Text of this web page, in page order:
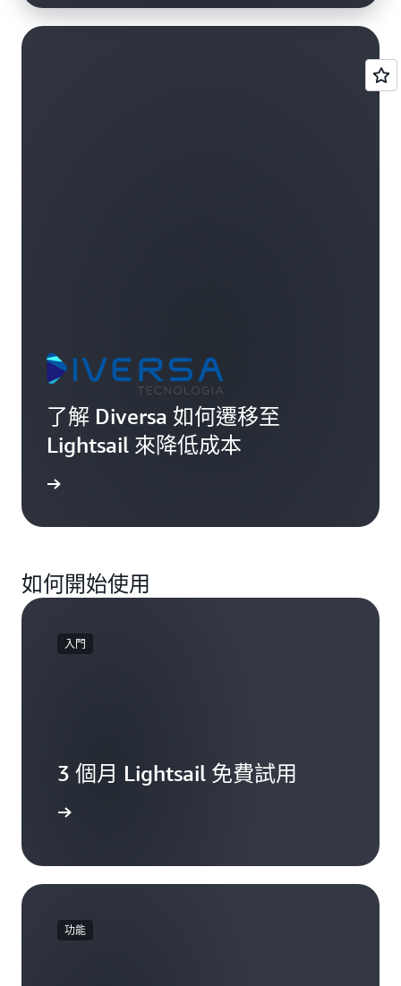
了解 Diversa 如何遷移至
Lightsail 來降低成本
如何開始使用
入門
3 個月 Lightsail 免費試用
功能